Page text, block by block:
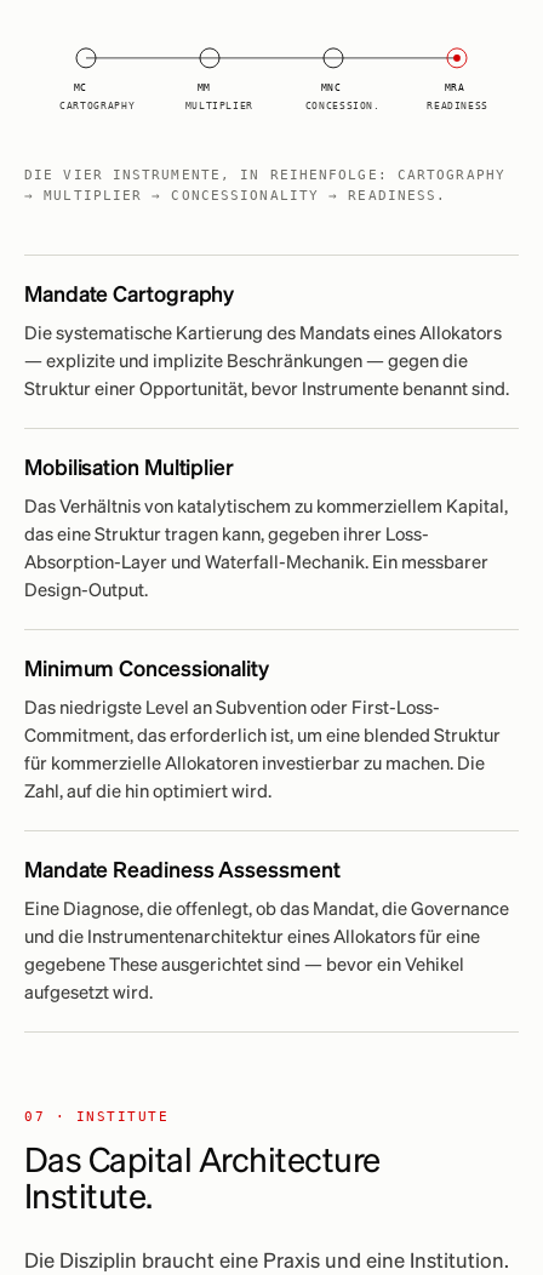
MC MM MNC
MRA
CARTOGRAPHY
MULTIPLIER CONCESSION. READINESS
DIE VIER INSTRUMENTE, IN REIHENFOLGE: CARTOGRAPHY
→ MULTIPLIER → CONCESSIONALITY → READINESS.
Mandate Cartography
Die systematische Kartierung des Mandats eines Allokators
— explizite und implizite Beschränkungen — gegen die
Struktur einer Opportunität, bevor Instrumente benannt sind.
Mobilisation Multiplier
Das Verhältnis von katalytischem zu kommerziellem Kapital,
das eine Struktur tragen kann, gegeben ihrer Loss-
Absorption-Layer und Waterfall-Mechanik. Ein messbarer
Design-Output.
Minimum Concessionality
Das niedrigste Level an Subvention oder First-Loss-
Commitment, das erforderlich ist, um eine blended Struktur
für kommerzielle Allokatoren investierbar zu machen. Die
Zahl, auf die hin optimiert wird.
Mandate Readiness Assessment
Eine Diagnose, die offenlegt, ob das Mandat, die Governance
und die Instrumentenarchitektur eines Allokators für eine
gegebene These ausgerichtet sind — bevor ein Vehikel
aufgesetzt wird.
07 · INSTITUTE
Das Capital Architecture
Institute.
Die Disziplin braucht eine Praxis und eine Institution.